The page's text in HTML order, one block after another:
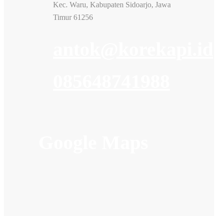
Kec. Waru, Kabupaten Sidoarjo, Jawa
Timur 61256